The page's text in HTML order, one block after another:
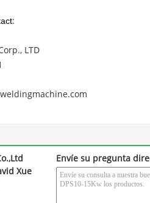
:
LTD
Xue
Envíe su pregunta